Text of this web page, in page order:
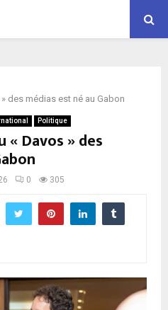
» des médias est né au Gabon
Politique
« Davos » des
0 305